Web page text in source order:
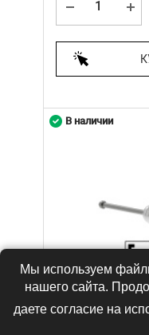
В наличии
Мы используем
нашего сайта.
даете согласие на